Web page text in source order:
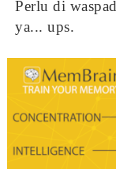
Perlu di
ya... ups.